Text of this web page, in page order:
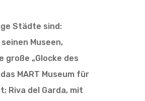
Städte sind:
Museen,
große „Glocke des
MART Museum für
Riva del Garda, mit